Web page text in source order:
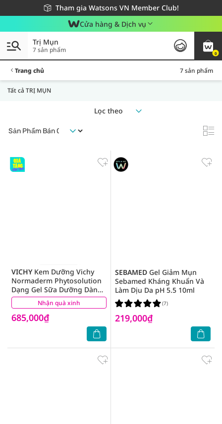
Tham gia Watsons VN Member Club!
Miễn phí giao hàng cho đơn hàng từ 249,000Đ
Giao hàng nhanh 24h - Áp dụng khu vực TP. Hồ Chí Minh
Cửa hàng & Dịch vụ
0
Trị Mụn
7 sản phẩm
Trang chủ 7 sản phẩm
Tất cả TRỊ MỤN
Lọc theo
Nhận quà xinh
VICHYKem Dưỡng Vichy
Normaderm Phytosolution
Dạng Gel Sữa Dưỡng Dành
Cho Da Mụn 50ml
685,000₫
(7)
SEBAMED Gel Giảm Mụn
Sebamed Kháng Khuẩn Và
Làm Dịu Da pH 5.5 10ml
219,000₫
(7)